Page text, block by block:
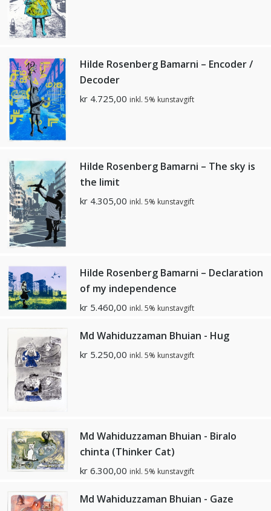
Hilde Rosenberg Bamarni – Encoder /
Decoder
kr 4.725,00 inkl. 5% kunstavgift
Hilde Rosenberg Bamarni – The sky is
the limit
kr 4.305,00 inkl. 5% kunstavgift
Hilde Rosenberg Bamarni – Declaration
of my independence
kr 5.460,00 inkl. 5% kunstavgift
Md Wahiduzzaman Bhuian - Hug
kr 5.250,00 inkl. 5% kunstavgift
Md Wahiduzzaman Bhuian - Biralo
chinta (Thinker Cat)
kr 6.300,00 inkl. 5% kunstavgift
Md Wahiduzzaman Bhuian - Gaze